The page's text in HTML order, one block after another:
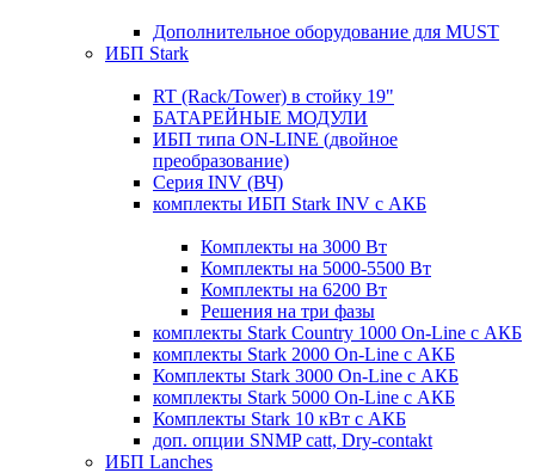
Дополнительное оборудование для MUST
ИБП Stark
RT (Rack/Tower) в стойку 19"
БАТАРЕЙНЫЕ МОДУЛИ
ИБП типа ON-LINE (двойное
преобразование)
Серия INV (ВЧ)
комплекты ИБП Stark INV с АКБ
Комплекты на 3000 Вт
Комплекты на 5000-5500 Вт
Комплекты на 6200 Вт
Решения на три фазы
комплекты Stark Country 1000 On-Line с АКБ
комплекты Stark 2000 On-Line с АКБ
Комплекты Stark 3000 On-Line с АКБ
комплекты Stark 5000 On-Line с АКБ
Комплекты Stark 10 кВт с АКБ
доп. опции SNMP catt, Dry-contakt
ИБП Lanches